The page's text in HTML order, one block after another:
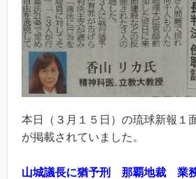
本日（３月１５日）の琉球新報１
が掲載されていました。
山城議長に猶予刑 那覇地裁 業